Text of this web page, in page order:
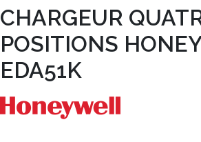
CHARGEUR
POSITIONS
EDA51K